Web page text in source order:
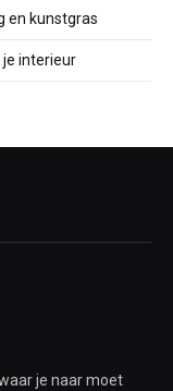
en kunstgras
interieur
je naar moet